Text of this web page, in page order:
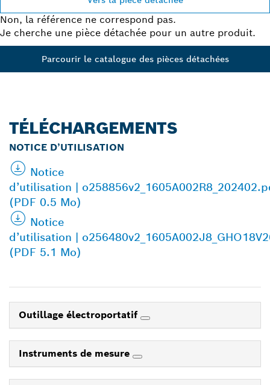
Non, la référence ne correspond pas.
Je cherche une pièce détachée pour un autre produit.
Parcourir le catalogue des pièces détachées
TÉLÉCHARGEMENTS
NOTICE D’UTILISATION
Notice
d’utilisation |
(PDF 0.5 Mo)
Notice
d’utilisation |
(PDF 5.1 Mo)
Outillage électroportatif
Instruments de mesure